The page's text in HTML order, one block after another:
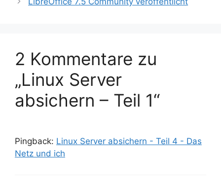
2 Kommentare zu
„Linux Server
absichern – Teil 1“
Pingback: Linux Server absichern - Teil 4 - Das
Netz und ich